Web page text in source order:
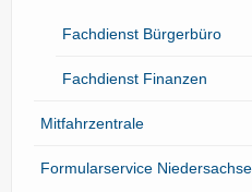
Fachdienst Bürgerbüro
Fachdienst Finanzen
Mitfahrzentrale
Formularservice